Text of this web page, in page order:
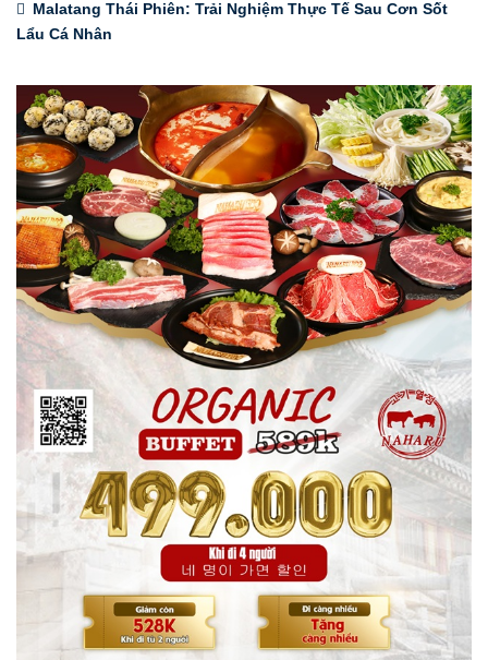
Malatang Thái Phiên: Trải Nghiệm Thực Tế Sau Cơn Sốt
Lẩu Cá Nhân